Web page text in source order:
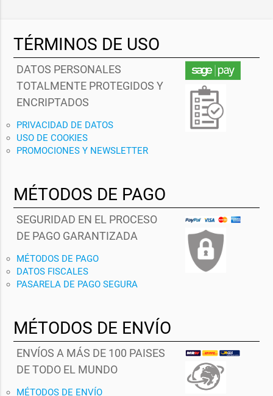
TÉRMINOS DE USO
DATOS PERSONALES
TOTALMENTE PROTEGIDOS Y
ENCRIPTADOS
PRIVACIDAD DE DATOS
USO DE COOKIES
PROMOCIONES Y NEWSLETTER
MÉTODOS DE PAGO
SEGURIDAD EN EL PROCESO
DE PAGO GARANTIZADA
MÉTODOS DE PAGO
DATOS FISCALES
PASARELA DE PAGO SEGURA
MÉTODOS DE ENVÍO
ENVÍOS A MÁS DE 100 PAISES
DE TODO EL MUNDO
MÉTODOS DE ENVÍO